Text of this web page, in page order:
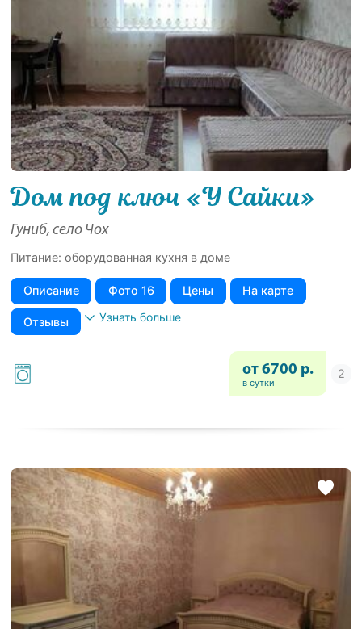
Дом под ключ «У Сайки»
Гуниб, село Чох
Питание: оборудованная кухня в доме
Описание Фото 16 Цены На карте
Отзывы Узнать больше
от 6700 р.
в сутки